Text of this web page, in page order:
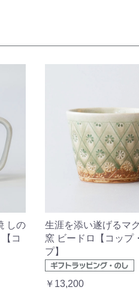
しの
コ
生涯を添い遂げるマ
窯 ビードロ【コップ
プ】
￥13,200